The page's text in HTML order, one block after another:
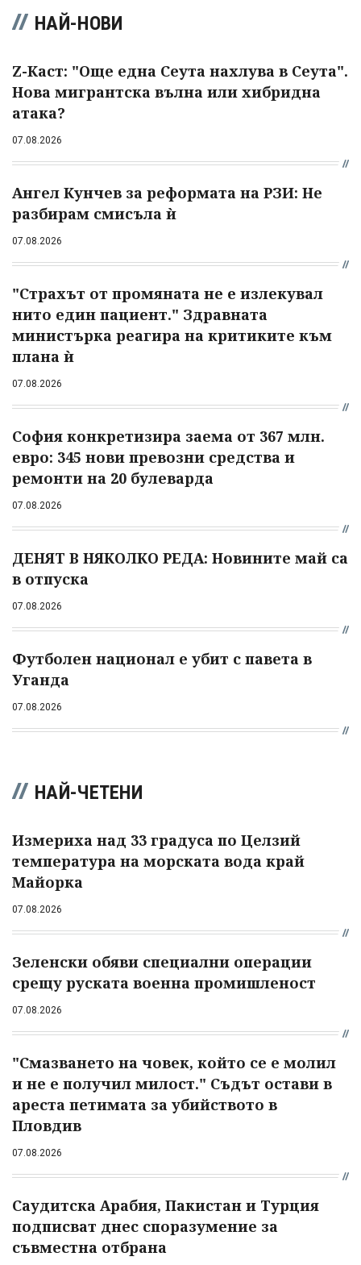
НАЙ-НОВИ
Z-Каст: "Още една Сеута нахлува в Сеута".
Нова мигрантска вълна или хибридна
атака?
07.08.2026
Ангел Кунчев за реформата на РЗИ: Не
разбирам смисъла ѝ
07.08.2026
"Страхът от промяната не е излекувал
нито един пациент." Здравната
министърка реагира на критиките към
плана ѝ
07.08.2026
София конкретизира заема от 367 млн.
евро: 345 нови превозни средства и
ремонти на 20 булеварда
07.08.2026
ДЕНЯТ В НЯКОЛКО РЕДА: Новините май са
в отпуска
07.08.2026
Футболен национал е убит с павета в
Уганда
07.08.2026
НАЙ-ЧЕТЕНИ
Измериха над 33 градуса по Целзий
температура на морската вода край
Майорка
07.08.2026
Зеленски обяви специални операции
срещу руската военна промишленост
07.08.2026
"Смазването на човек, който се е молил
и не е получил милост." Съдът остави в
ареста петимата за убийството в
Пловдив
07.08.2026
Саудитска Арабия, Пакистан и Турция
подписват днес споразумение за
съвместна отбрана